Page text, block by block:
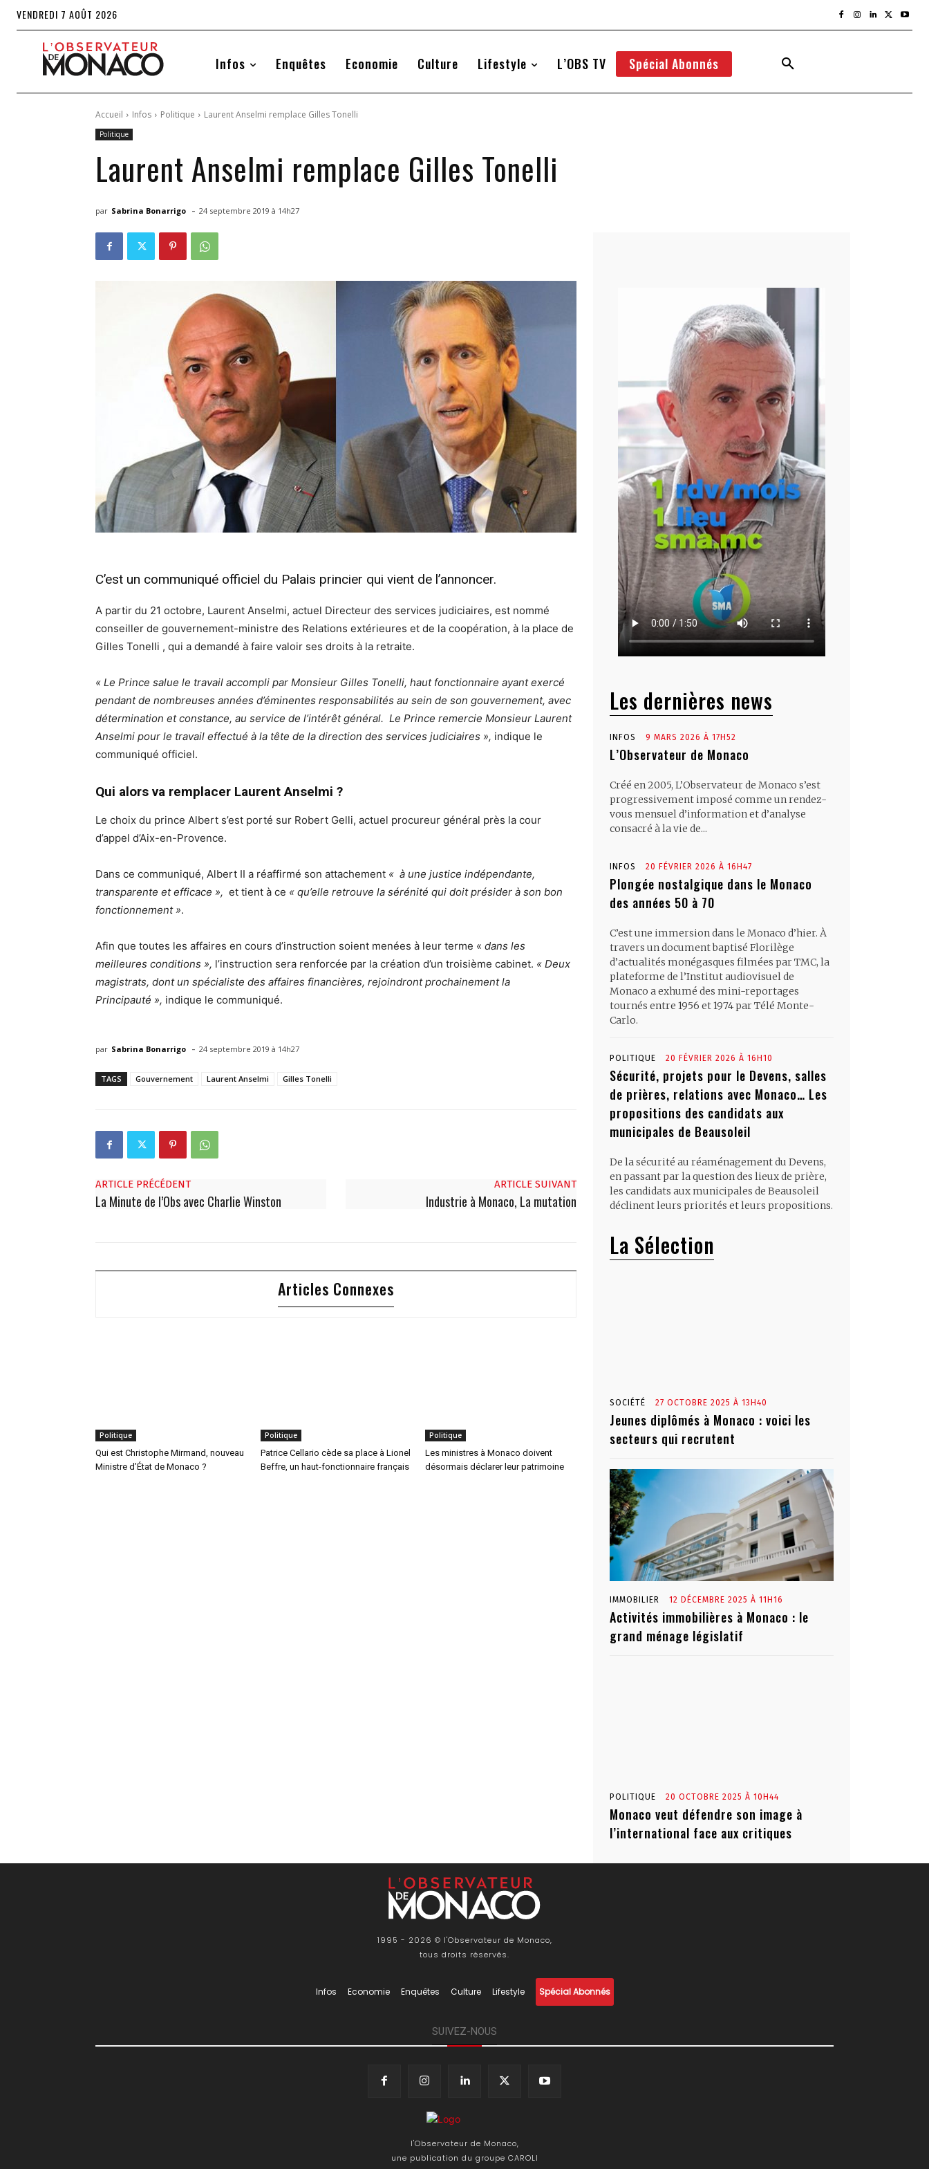
VENDREDI 7 AOÛT 2026
Infos Enquêtes Economie Culture Lifestyle L’OBS TV Spécial Abonnés
Accueil Infos Politique Laurent Anselmi remplace Gilles Tonelli
Politique
Laurent Anselmi remplace Gilles Tonelli
par Sabrina Bonarrigo - 24 septembre 2019 à 14h27
C’est un communiqué officiel du Palais princier qui vient de l’annoncer.
A partir du 21 octobre, Laurent Anselmi, actuel Directeur des services judiciaires, est nommé
conseiller de gouvernement-ministre des Relations extérieures et de la coopération, à la place de
Gilles Tonelli , qui a demandé à faire valoir ses droits à la retraite.
« Le Prince salue le travail accompli par Monsieur Gilles Tonelli, haut fonctionnaire ayant exercé
pendant de nombreuses années d’éminentes responsabilités au sein de son gouvernement, avec
détermination et constance, au service de l’intérêt général. Le Prince remercie Monsieur Laurent
Anselmi pour le travail effectué à la tête de la direction des services judiciaires », indique le
communiqué officiel.
Qui alors va remplacer Laurent Anselmi ?
Le choix du prince Albert s’est porté sur Robert Gelli, actuel procureur général près la cour
d’appel d’Aix-en-Provence.
Dans ce communiqué, Albert II a réaffirmé son attachement « à une justice indépendante,
transparente et efficace », et tient à ce « qu’elle retrouve la sérénité qui doit présider à son bon
fonctionnement ».
Afin que toutes les affaires en cours d’instruction soient menées à leur terme « dans les
meilleures conditions », l’instruction sera renforcée par la création d’un troisième cabinet. « Deux
magistrats, dont un spécialiste des affaires financières, rejoindront prochainement la
Principauté », indique le communiqué.
par Sabrina Bonarrigo - 24 septembre 2019 à 14h27
TAGS Gouvernement Laurent Anselmi Gilles Tonelli
ARTICLE PRÉCÉDENT
La Minute de l’Obs avec Charlie Winston
ARTICLE SUIVANT
Industrie à Monaco, La mutation
Articles Connexes
Politique
Qui est Christophe Mirmand, nouveau
Ministre d’État de Monaco ?
Politique
Patrice Cellario cède sa place à Lionel
Beffre, un haut-fonctionnaire français
Politique
Les ministres à Monaco doivent
désormais déclarer leur patrimoine
Les dernières news
INFOS 9 MARS 2026 À 17H52
L’Observateur de Monaco
Créé en 2005, L’Observateur de Monaco s’est
progressivement imposé comme un rendez-
vous mensuel d’information et d’analyse
consacré à la vie de...
INFOS 20 FÉVRIER 2026 À 16H47
Plongée nostalgique dans le Monaco
des années 50 à 70
C’est une immersion dans le Monaco d’hier. À
travers un document baptisé Florilège
d’actualités monégasques filmées par TMC, la
plateforme de l’Institut audiovisuel de
Monaco a exhumé des mini-reportages
tournés entre 1956 et 1974 par Télé Monte-
Carlo.
POLITIQUE 20 FÉVRIER 2026 À 16H10
Sécurité, projets pour le Devens, salles
de prières, relations avec Monaco… Les
propositions des candidats aux
municipales de Beausoleil
De la sécurité au réaménagement du Devens,
en passant par la question des lieux de prière,
les candidats aux municipales de Beausoleil
déclinent leurs priorités et leurs propositions.
La Sélection
SOCIÉTÉ 27 OCTOBRE 2025 À 13H40
Jeunes diplômés à Monaco : voici les
secteurs qui recrutent
IMMOBILIER 12 DÉCEMBRE 2025 À 11H16
Activités immobilières à Monaco : le
grand ménage législatif
POLITIQUE 20 OCTOBRE 2025 À 10H44
Monaco veut défendre son image à
l’international face aux critiques
1995 - 2026 © l'Observateur de Monaco,
tous droits réservés.
Infos Economie Enquêtes Culture Lifestyle Spécial Abonnés
SUIVEZ-NOUS
l'Observateur de Monaco,
une publication du groupe CAROLI